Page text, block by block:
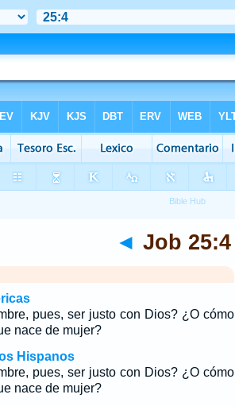
◄ Job 25:4
pues, ser justo con Dios? ¿O cómo
nace de mujer?
Hispanos
pues, ser justo con Dios? ¿O cómo
nace de mujer?